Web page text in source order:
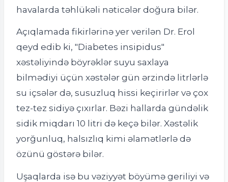
havalarda təhlükəli nəticələr doğura bilər.
Açıqlamada fikirlərinə yer verilən Dr. Erol
qeyd edib ki, "Diabetes insipidus"
xəstəliyində böyrəklər suyu saxlaya
bilmədiyi üçün xəstələr gün ərzində litrlərlə
su içsələr də, susuzluq hissi keçirirlər və çox
tez-tez sidiyə çıxırlar. Bəzi hallarda gündəlik
sidik miqdarı 10 litri də keçə bilər. Xəstəlik
yorğunluq, halsızlıq kimi əlamətlərlə də
özünü göstərə bilər.
Uşaqlarda isə bu vəziyyət böyümə geriliyi və